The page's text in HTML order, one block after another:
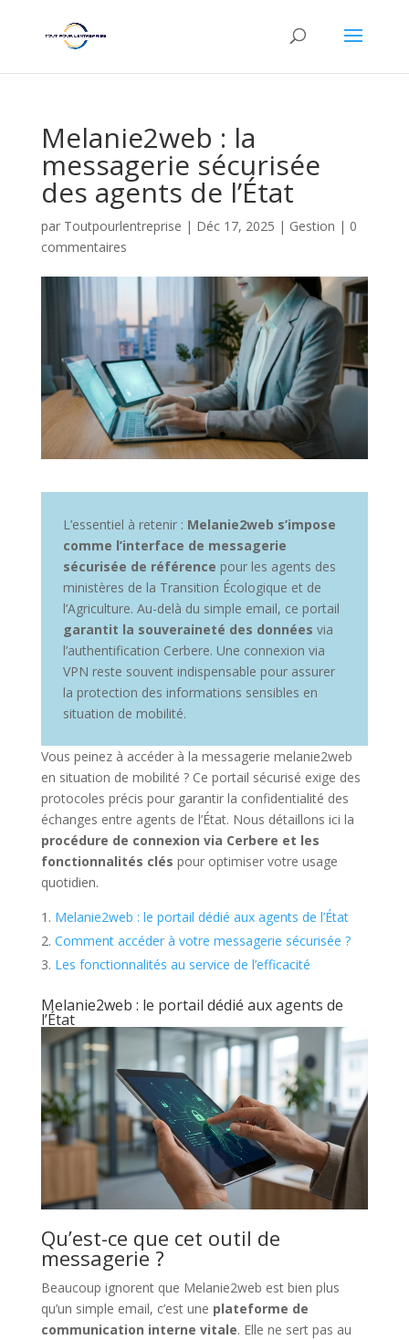
Melanie2web : la
messagerie sécurisée
des agents de l’État
par Toutpourlentreprise | Déc 17, 2025 | Gestion | 0
commentaires
L’essentiel à retenir : Melanie2web s’impose
comme l’interface de messagerie
sécurisée de référence pour les agents des
ministères de la Transition Écologique et de
l’Agriculture. Au-delà du simple email, ce portail
garantit la souveraineté des données via
l’authentification Cerbere. Une connexion via
VPN reste souvent indispensable pour assurer
la protection des informations sensibles en
situation de mobilité.
Vous peinez à accéder à la messagerie melanie2web
en situation de mobilité ? Ce portail sécurisé exige des
protocoles précis pour garantir la confidentialité des
échanges entre agents de l’État. Nous détaillons ici la
procédure de connexion via Cerbere et les
fonctionnalités clés pour optimiser votre usage
quotidien.
Melanie2web : le portail dédié aux agents de l’État
Comment accéder à votre messagerie sécurisée ?
Les fonctionnalités au service de l’efficacité
Melanie2web : le portail dédié aux agents de
l’État
Qu’est-ce que cet outil de
messagerie ?
Beaucoup ignorent que Melanie2web est bien plus
qu’un simple email, c’est une plateforme de
communication interne vitale. Elle ne sert pas au